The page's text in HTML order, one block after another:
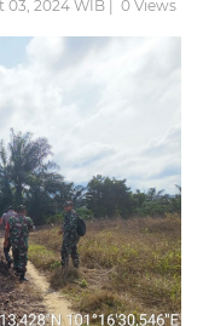
2024 WIB | 0Views